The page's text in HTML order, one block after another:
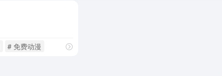
# 免费动漫